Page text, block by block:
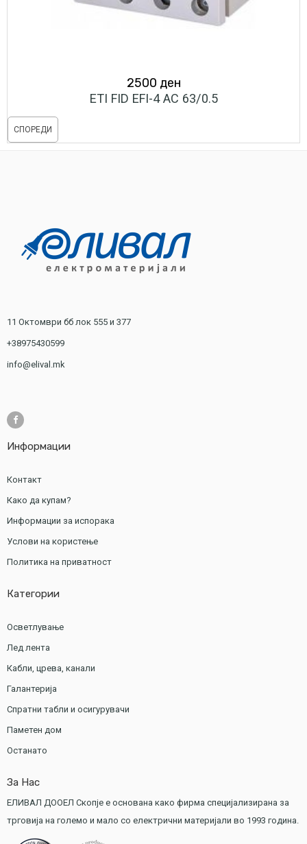
2500 ден
ETI FID EFI-4 AC 63/0.5
СПОРЕДИ
11 Октомври бб лок 555 и 377
+38975430599
info@elival.mk
Информации
Контакт
Како да купам?
Информации за испорака
Услови на користење
Политика на приватност
Категории
Осветлување
Лед лента
Кабли, црева, канали
Галантерија
Спратни табли и осигурувачи
Паметен дом
Останато
За Нас
ЕЛИВАЛ ДООЕЛ Скопје е основана како фирма специјализирана за
трговија на големо и мало со електрични материјали во 1993 година.